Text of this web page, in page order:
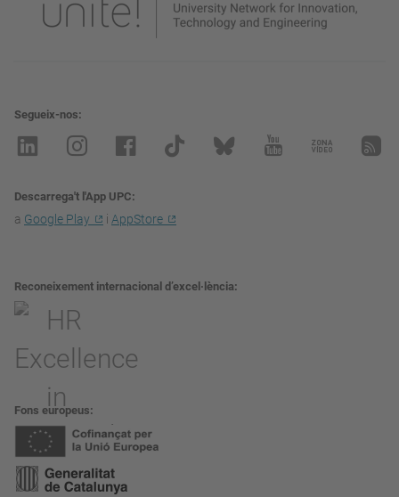
Segueix-nos
Descarrega't l'App UPC
a Google Play i AppStore
Reconeixement internacional d’excel·lència
Fons europeus